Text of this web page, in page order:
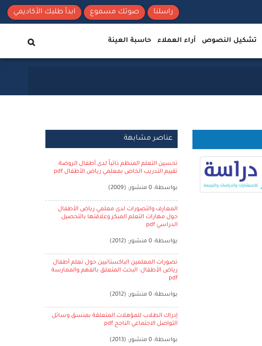
ابدأ طلبك الأكاديمي صوتك مسموع راسلنا
تشكيل النصوص أراء العملاء حاسبة العينة
عناصر مشابهة
تحسين التعلم المنظم ذاتياً لدى أطفال الروضة:
تقييم التدريب الخاص بمعلمي رياض الأطفال pdf
بواسطة: 0 منشور: (2009)
المعارف والتصورات لدى معلمي رياض الأطفال
حول مهارات التعلم المبكر وعلاقتها بالتحصيل
الدراسي pdf
بواسطة: 0 منشور: (2012)
تصورات المعلمين الباكستانيين حول تعلم أطفال
رياض الأطفال: البحث المتعلق بالفهم والممارسة
pdf
بواسطة: 0 منشور: (2012)
إدراك الطلاب للمؤهلات المتعلقة بمنسق وسائل
التواصل الاجتماعي الناجح pdf
بواسطة: 0 منشور: (2013)